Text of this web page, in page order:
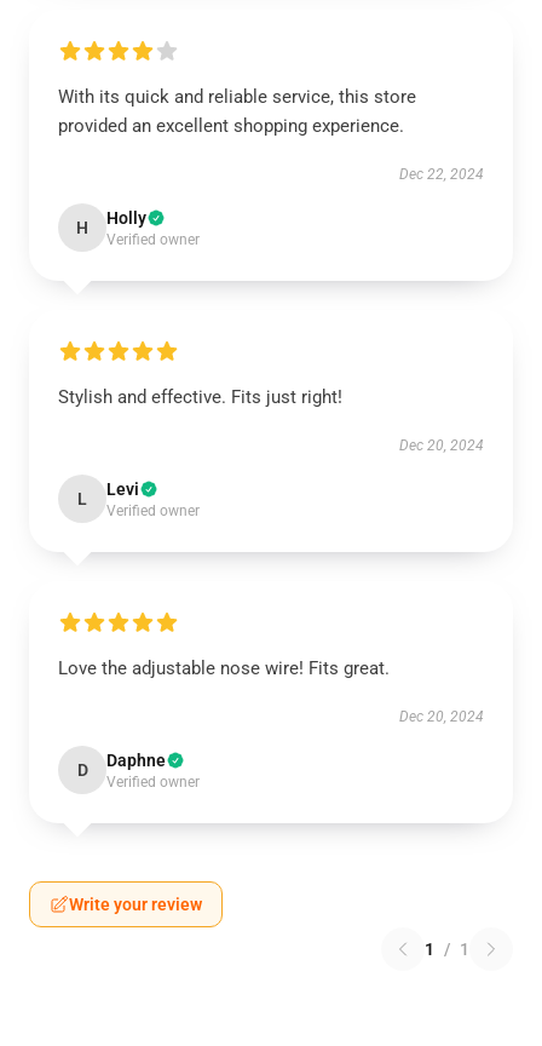
With its quick and reliable service, this store
provided an excellent shopping experience.
Dec 22, 2024
H Holly
Verified owner
Stylish and effective. Fits just right!
Dec 20, 2024
L Levi
Verified owner
Love the adjustable nose wire! Fits great.
Dec 20, 2024
D Daphne
Verified owner
Write your review
1 / 1